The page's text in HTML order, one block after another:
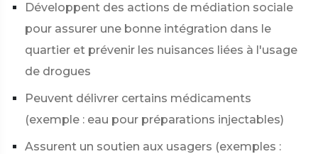
Développent des actions de médiation sociale
pour assurer une bonne intégration dans le
quartier et prévenir les nuisances liées à l'usage
de drogues
Peuvent délivrer certains médicaments
(exemple : eau pour préparations injectables)
Assurent un soutien aux usagers (exemples :